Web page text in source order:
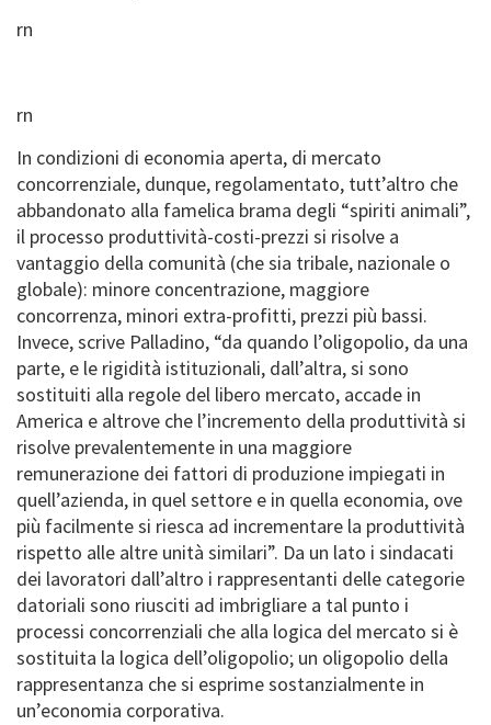
rn
rn
In condizioni di economia aperta, di mercato
concorrenziale, dunque, regolamentato, tutt’altro che
abbandonato alla famelica brama degli “spiriti animali”,
il processo produttività-costi-prezzi si risolve a
vantaggio della comunità (che sia tribale, nazionale o
globale): minore concentrazione, maggiore
concorrenza, minori extra-profitti, prezzi più bassi.
Invece, scrive Palladino, “da quando l’oligopolio, da una
parte, e le rigidità istituzionali, dall’altra, si sono
sostituiti alla regole del libero mercato, accade in
America e altrove che l’incremento della produttività si
risolve prevalentemente in una maggiore
remunerazione dei fattori di produzione impiegati in
quell’azienda, in quel settore e in quella economia, ove
più facilmente si riesca ad incrementare la produttività
rispetto alle altre unità similari”. Da un lato i sindacati
dei lavoratori dall’altro i rappresentanti delle categorie
datoriali sono riusciti ad imbrigliare a tal punto i
processi concorrenziali che alla logica del mercato si è
sostituita la logica dell’oligopolio; un oligopolio della
rappresentanza che si esprime sostanzialmente in
un’economia corporativa.